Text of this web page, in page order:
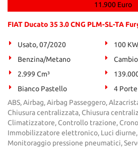
11.900 Euro
FIAT Ducato 35 3.0 CNG PLM-SL-TA
Usato, 07/2020
100
Benzina/Metano
2.999 Cm³
Bianco Pastello
4 Porte
ABS, Airbag, Airbag Passeggero,
Chiusura centralizzata, Chiusura
Climatizzatore, Controllo trazione,
Immobilizzatore elettronico, Luci
Monitoraggio pressione pneumatici,